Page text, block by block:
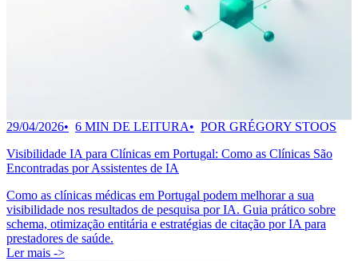
29/04/2026 6 MIN DE LEITURA
POR GRÉGORY STOOS
Visibilidade IA para Clínicas em Portugal: Como as Clínicas São
Encontradas por Assistentes de IA
Como as clínicas médicas em Portugal podem melhorar a sua
visibilidade nos resultados de pesquisa por IA. Guia prático sobre
schema, otimização entitária e estratégias de citação por IA para
prestadores de saúde.
Ler mais ->